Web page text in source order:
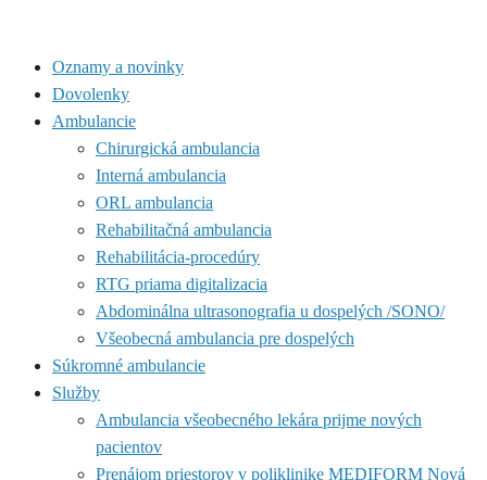
Oznamy a novinky
Dovolenky
Ambulancie
Chirurgická ambulancia
Interná ambulancia
ORL ambulancia
Rehabilitačná ambulancia
Rehabilitácia-procedúry
RTG priama digitalizacia
Abdominálna ultrasonografia u dospelých /SONO/
Všeobecná ambulancia pre dospelých
Súkromné ambulancie
Služby
Ambulancia všeobecného lekára prijme nových
pacientov
Prenájom priestorov v poliklinike MEDIFORM Nová